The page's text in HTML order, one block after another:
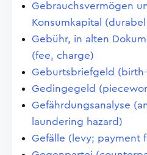
Gebrauchsvermögen
Konsumkapital
Gebühr, in alten
(fee, charge)
Geburtsbriefgeld
Gedingegeld
Gefährdungsanalyse
laundering hazard)
Gefälle (levy; payment